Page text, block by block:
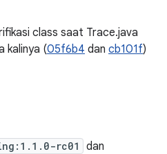
class saat Trace.java
kalinya (05f6b4 dan cb101f)
rc01 dan